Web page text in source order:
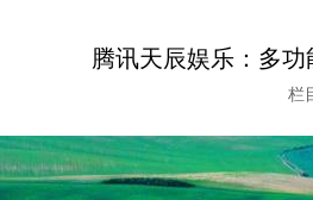
腾讯天辰娱乐：多
栏